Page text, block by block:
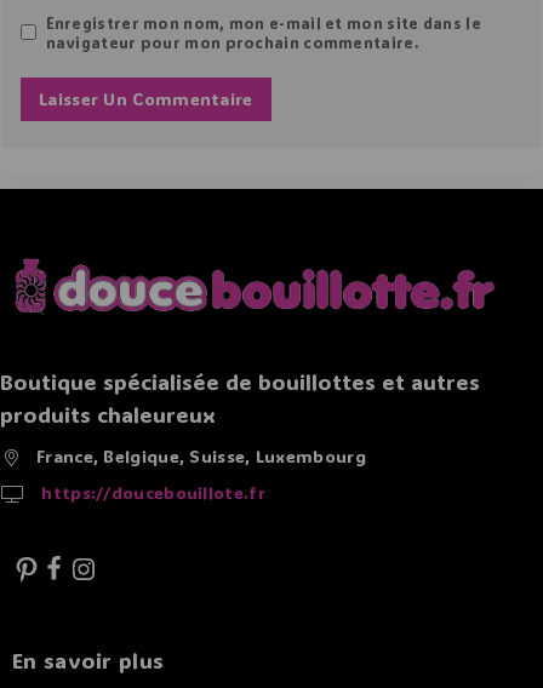
Enregistrer mon nom, mon e-mail et mon site dans le
navigateur pour mon prochain commentaire.
Boutique spécialisée de bouillottes et autres
produits chaleureux
France, Belgique, Suisse, Luxembourg
https://doucebouillote.fr
En savoir plus